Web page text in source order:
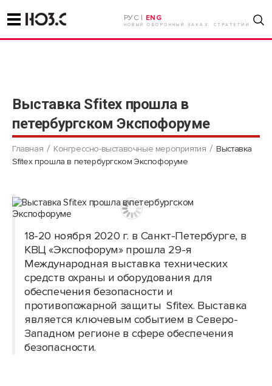
РУС | ENG
НОВЫЙ ОБОРОННЫЙ ЗАКАЗ. СТРАТЕГИИ
Выставка Sfitex прошла в
петербургском Экспофоруме
Главная Конгрессно-выставочные мероприятия
Выставка
Sfitex прошла в петербургском Экспофоруме
18-20 ноября 2020 г. в Санкт-Петербурге, в
КВЦ «Экспофорум» прошла 29-я
Международная выставка технических
средств охраны и оборудования для
обеспечения безопасности и
противопожарной защиты Sfitex. Выставка
является ключевым событием в Северо-
Западном регионе в сфере обеспечения
безопасности.